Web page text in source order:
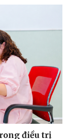
điều trị